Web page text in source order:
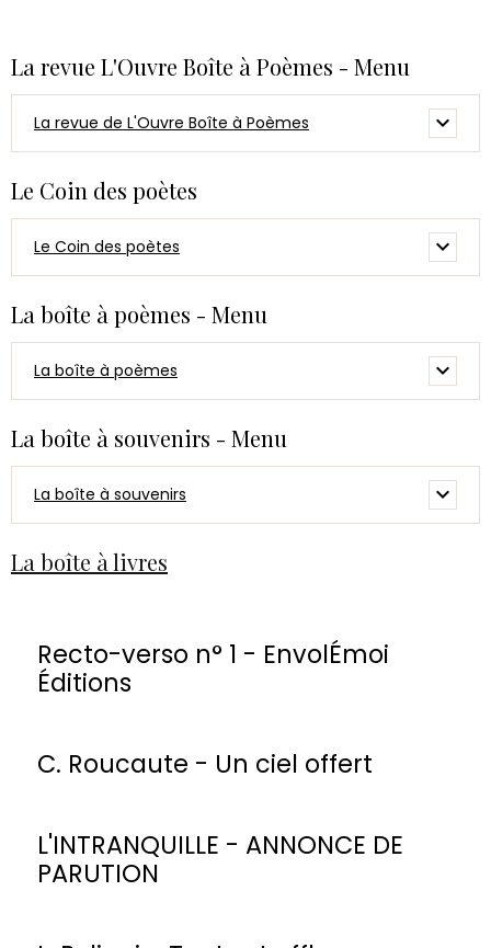
La revue L'Ouvre Boîte à Poèmes - Menu
La revue de L'Ouvre Boîte à Poèmes
Le Coin des poètes
Le Coin des poètes
La boîte à poèmes - Menu
La boîte à poèmes
La boîte à souvenirs - Menu
La boîte à souvenirs
La boîte à livres
Recto-verso n° 1 - EnvolÉmoi
Éditions
C. Roucaute - Un ciel offert
L'INTRANQUILLE - ANNONCE DE
PARUTION